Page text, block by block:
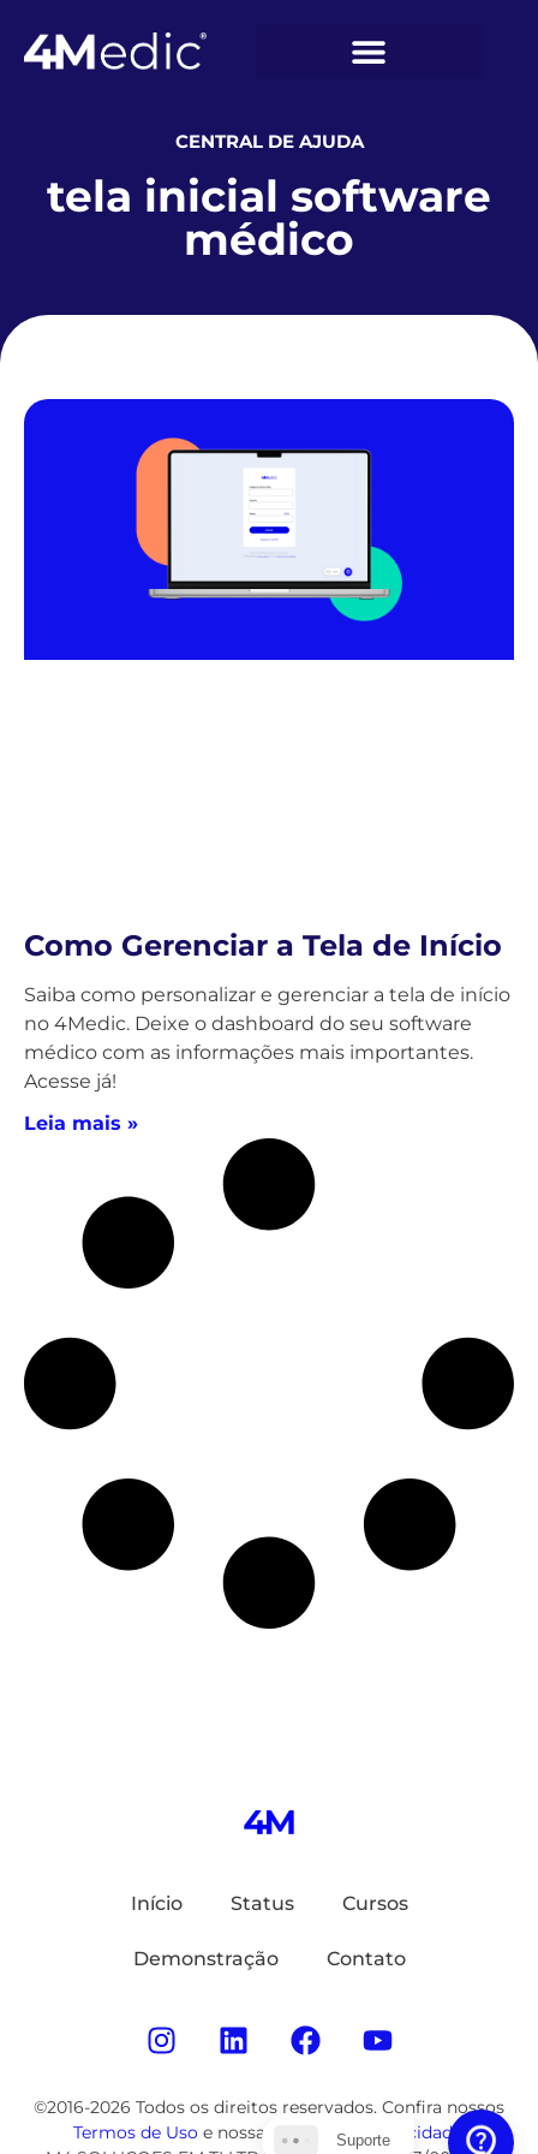
CENTRAL DE AJUDA
tela inicial software
médico
Como Gerenciar a Tela de Início
Saiba como personalizar e gerenciar a tela de início
no 4Medic. Deixe o dashboard do seu software
médico com as informações mais importantes.
Acesse já!
Leia mais »
Início Status Cursos
Demonstração Contato
©2016-2026 Todos os direitos reservados. Confira nossos
Termos de Usoe nossa Política de Privacidade
Suporte